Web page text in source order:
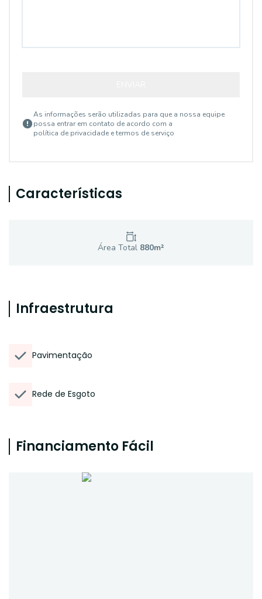
As informações serão utilizadas para que a nossa equipe
possa entrar em contato de acordo com a
política de privacidade e termos de serviço
Características
Área Total 880m²
Infraestrutura
Pavimentação
Rede de Esgoto
Financiamento Fácil